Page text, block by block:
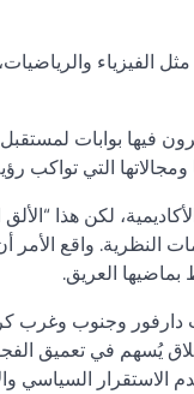
والرياضيات،
فيها بوابات
التي تواكب
لكن هذا
النظرية. واقع
العريق.
وجنوب وغرب
يُسهم في تعميق
الاستقرار السياسي